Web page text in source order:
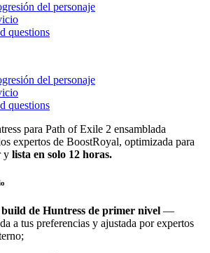
del personaje
questions
del personaje
questions
para Path of Exile 2 ensamblada
expertos de BoostRoyal, optimizada para
y lista en solo 12 horas.
de Huntress de primer nivel —
a tus preferencias y ajustada por expertos